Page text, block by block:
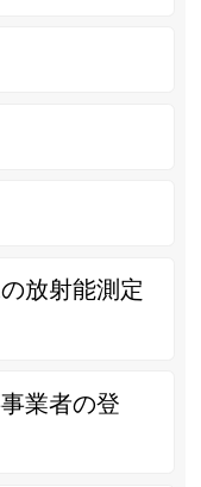
放射能測定
業者の登